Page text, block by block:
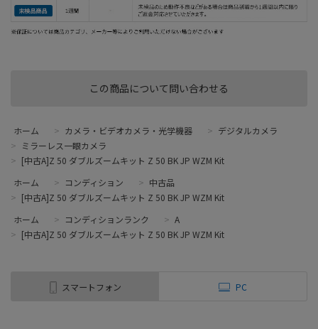
この商品について問い合わせる
ホーム > カメラ・ビデオカメラ・光学機器 > デジタルカメラ
> ミラーレス一眼カメラ
> [中古A]Z 50 ダブルズームキット Z 50 BK JP WZM Kit
ホーム
> コンディション > 中古品
> [中古A]Z 50 ダブルズームキット Z 50 BK JP WZM Kit
ホーム
> コンディションランク > A
> [中古A]Z 50 ダブルズームキット Z 50 BK JP WZM Kit
スマートフォン PC